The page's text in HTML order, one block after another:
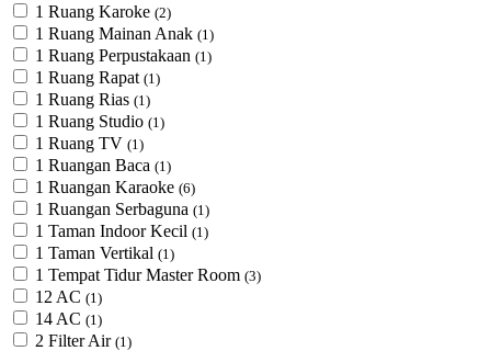
1 Ruang Karoke (2)
1 Ruang Mainan Anak (1)
1 Ruang Perpustakaan (1)
1 Ruang Rapat (1)
1 Ruang Rias (1)
1 Ruang Studio (1)
1 Ruang TV (1)
1 Ruangan Baca (1)
1 Ruangan Karaoke (6)
1 Ruangan Serbaguna (1)
1 Taman Indoor Kecil (1)
1 Taman Vertikal (1)
1 Tempat Tidur Master Room (3)
12 AC (1)
14 AC (1)
2 Filter Air (1)